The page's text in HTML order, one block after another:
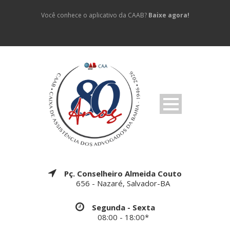
Você conhece o aplicativo da CAAB? Baixe agora!
Pç. Conselheiro Almeida Couto
656 - Nazaré, Salvador-BA
Segunda - Sexta
08:00 - 18:00*